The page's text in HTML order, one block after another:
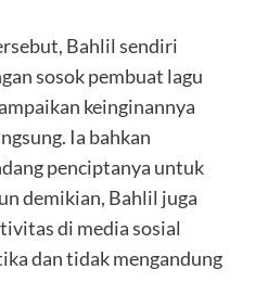
Bahlil sendiri
sosok pembuat lagu
keinginannya
Ia bahkan
penciptanya untuk
demikian, Bahlil juga
di media sosial
dan tidak mengandung